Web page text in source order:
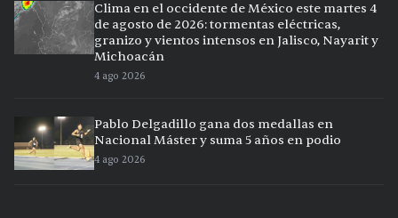
Clima en el occidente de México este martes 4
de agosto de 2026: tormentas eléctricas,
granizo y vientos intensos en Jalisco, Nayarit y
Michoacán
4 ago 2026
Pablo Delgadillo gana dos medallas en
Nacional Máster y suma 5 años en podio
4 ago 2026